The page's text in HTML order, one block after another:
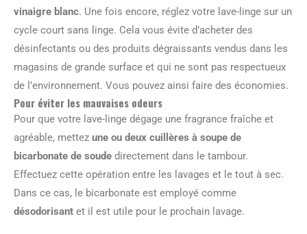
vinaigre blanc. Une fois encore, réglez votre lave-linge sur un
cycle court sans linge. Cela vous évite d’acheter des
désinfectants ou des produits dégraissants vendus dans les
magasins de grande surface et qui ne sont pas respectueux
de l’environnement. Vous pouvez ainsi faire des économies.
Pour éviter les mauvaises odeurs
Pour que votre lave-linge dégage une fragrance fraîche et
agréable, mettez une ou deux cuillères à soupe de
bicarbonate de soude directement dans le tambour.
Effectuez cette opération entre les lavages et le tout à sec.
Dans ce cas, le bicarbonate est employé comme
désodorisant et il est utile pour le prochain lavage.